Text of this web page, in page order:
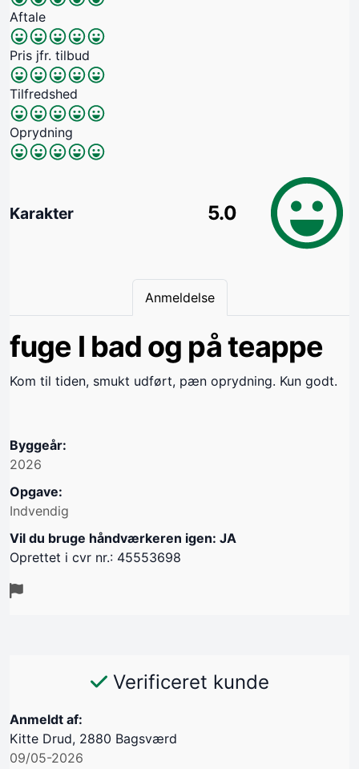
Aftale
Pris jfr. tilbud
Tilfredshed
Oprydning
Karakter 5.0
Anmeldelse
fuge I bad og på teappe
Kom til tiden, smukt udført, pæn oprydning. Kun godt.
Byggeår:
2026
Opgave:
Indvendig
Vil du bruge håndværkeren igen: JA
Oprettet i cvr nr.: 45553698
Verificeret kunde
Anmeldt af:
Kitte Drud, 2880 Bagsværd
09/05-2026